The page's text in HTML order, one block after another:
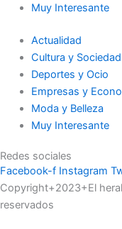
Muy Interesante
Actualidad
Cultura y Sociedad
Deportes y Ocio
Empresas y
Moda y Belleza
Muy Interesante
Redes sociales
Facebook-f Instagram
Copyright+2023+El
reservados